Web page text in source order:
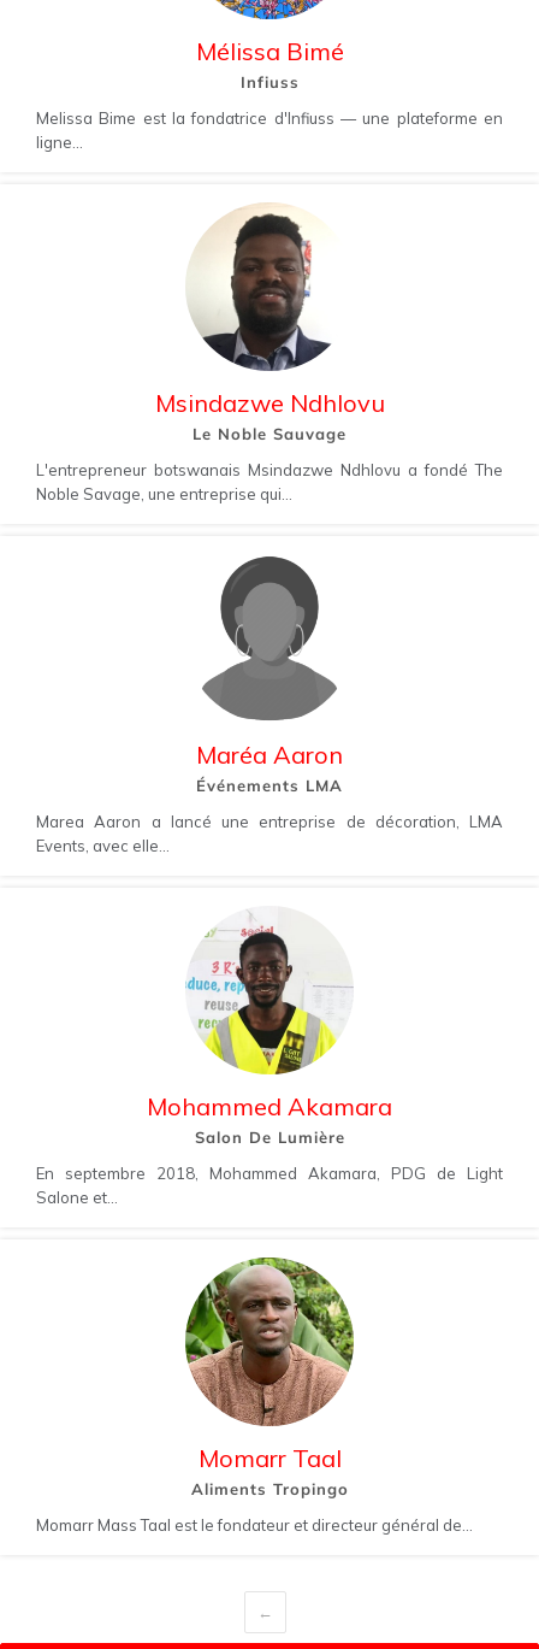
Mélissa Bimé
Infiuss
Melissa Bime est la fondatrice d'Infiuss — une plateforme en
ligne...
Msindazwe Ndhlovu
Le Noble Sauvage
L'entrepreneur botswanais Msindazwe Ndhlovu a fondé The
Noble Savage, une entreprise qui...
Maréa Aaron
Événements LMA
Marea Aaron a lancé une entreprise de décoration, LMA
Events, avec elle...
Mohammed Akamara
Salon De Lumière
En septembre 2018, Mohammed Akamara, PDG de Light
Salone et...
Momarr Taal
Aliments Tropingo
Momarr Mass Taal est le fondateur et directeur général de...
←